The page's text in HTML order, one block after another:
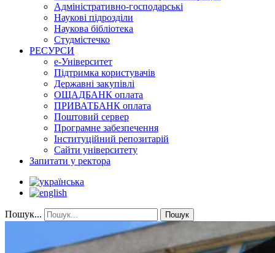
Адміністративно-господарські
Наукові підрозділи
Наукова бібліотека
Студмістечко
РЕСУРСИ
е-Університет
Підтримка користувачів
Державні закупівлі
ОЩАДБАНК оплата
ПРИВАТБАНК оплата
Поштовий сервер
Програмне забезпечення
Інституційний репозитарій
Сайти університету
Запитати у ректора
Пошук... Пошук